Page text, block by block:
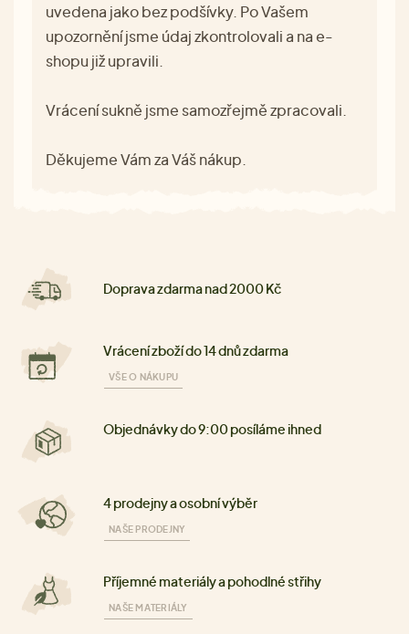
uvedena jako bez podšívky. Po Vašem
upozornění jsme údaj zkontrolovali a na e-
shopu již upravili.
Vrácení sukně jsme samozřejmě zpracovali.
Děkujeme Vám za Váš nákup.
Doprava zdarma nad 2000 Kč
Vrácení zboží do 14 dnů zdarma
VŠE O NÁKUPU
Objednávky do 9:00 posíláme ihned
4 prodejny a osobní výběr
NAŠE PRODEJNY
Příjemné materiály a pohodlné střihy
NAŠE MATERIÁLY